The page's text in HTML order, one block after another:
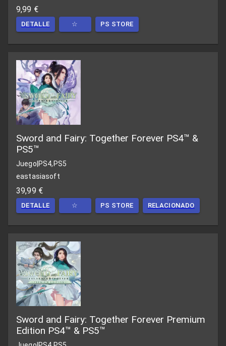
9,99 €
DETALLE ☆ PS STORE
Sword and Fairy: Together Forever PS4™ &
PS5™
Juego PS4,PS5
eastasiasoft
39,99 €
DETALLE ☆ PS STORE RELACIONADO
Sword and Fairy: Together Forever Premium
Edition PS4™ & PS5™